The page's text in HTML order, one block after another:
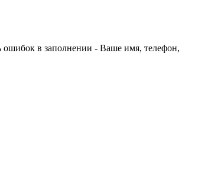
ошибок в заполнении - Ваше имя, телефон,